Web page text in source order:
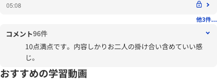
05:08
他3件...
コメント96件
10点満点です。内容しかりお二人の掛け合い含めていい感
じ。
おすすめの学習動画